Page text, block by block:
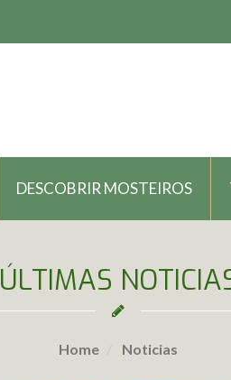
DESCOBRIR MOSTEIROS
ÚLTIMAS
Home Noticias